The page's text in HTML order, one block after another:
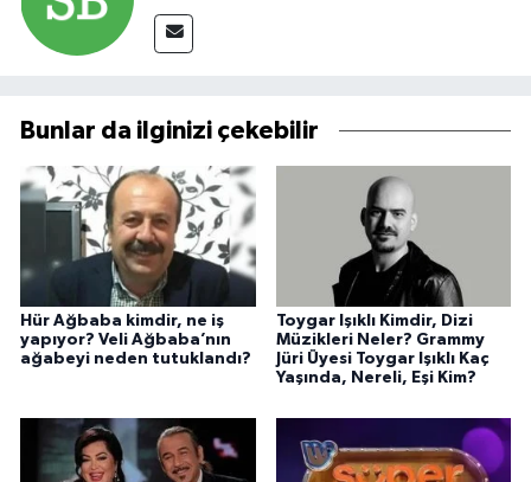
Bunlar da ilginizi çekebilir
Hür Ağbaba kimdir, ne iş
yapıyor? Veli Ağbaba’nın
ağabeyi neden tutuklandı?
Toygar Işıklı Kimdir, Dizi
Müzikleri Neler? Grammy
Jüri Üyesi Toygar Işıklı Kaç
Yaşında, Nereli, Eşi Kim?